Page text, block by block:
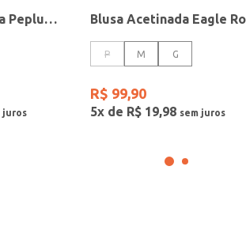
Blusa Manga Curta Peplum Com Torção Feminina PRETO
P M G
R$ 99,90
5x de R$ 19,98